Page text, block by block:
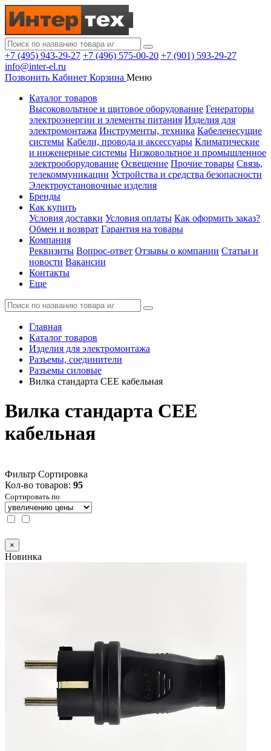
+7 (495) 943-29-27 +7 (496) 575-00-20 +7 (901) 593-29-27
info@inter-el.ru
Позвонить Кабинет Корзина Меню
Каталог товаров
Высоковольтное и щитовое оборудование Генераторы
электроэнергии и элементы питания Изделия для
электромонтажа Инструменты, техника Кабеленесущие
системы Кабели, провода и аксессуары Климатические
и инженерные системы Низковольтное и промышленное
электрооборудование Освещение Прочие товары Связь,
телекоммуникации Устройства и средства безопасности
Электроустановочные изделия
Бренды
Как купить
Условия доставки Условия оплаты Как оформить заказ?
Обмен и возврат Гарантия на товары
Компания
Реквизиты Вопрос-ответ Отзывы о компании Статьи и
новости Вакансии
Контакты
Еще
Главная
Каталог товаров
Изделия для электромонтажа
Разъемы, соединители
Разъемы силовые
Вилка стандарта CEE кабельная
Вилка стандарта CEE
кабельная
Фильтр Сортировка
Кол-во товаров: 95
Сортировать по
×
Новинка